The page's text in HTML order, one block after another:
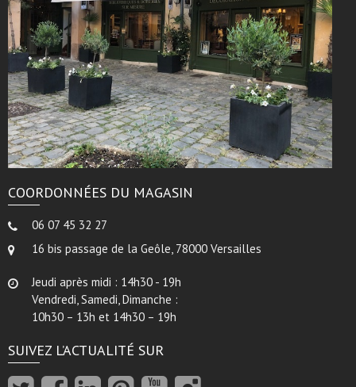
COORDONNÉES DU MAGASIN
06 07 45 32 27
16 bis passage de la Geôle, 78000 Versailles
Jeudi après midi : 14h30 - 19h
Vendredi, Samedi, Dimanche :
10h30 – 13h et 14h30 – 19h
SUIVEZ L’ACTUALITÉ SUR